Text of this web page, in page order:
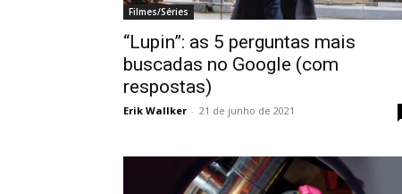
Filmes/Séries
“Lupin”: as 5 perguntas mais
buscadas no Google (com
respostas)
Erik Wallker - 21 de junho de 2021